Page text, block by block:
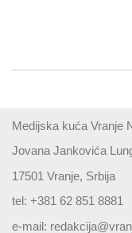
Medijska kuća Vranje
Jovana Jankovića
17501 Vranje, Srbija
tel: +381 62 851 8881
e-mail: